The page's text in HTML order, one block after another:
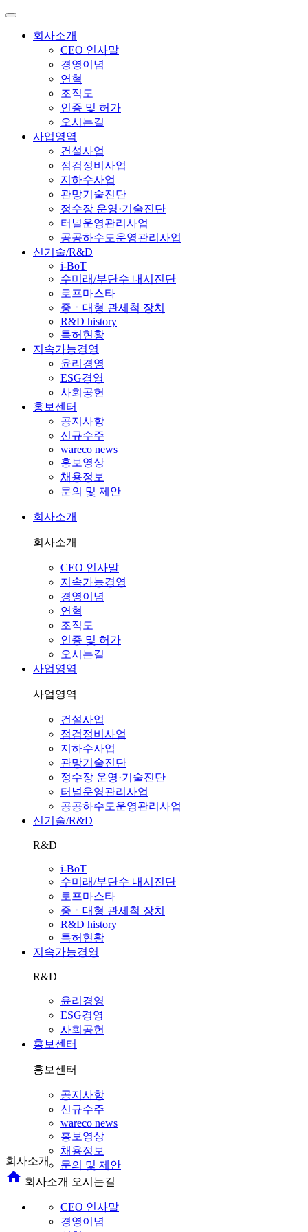
회사소개
CEO 인사말
경영이념
연혁
조직도
인증 및 허가
오시는길
사업영역
건설사업
점검정비사업
지하수사업
관망기술진단
정수장 운영·기술진단
터널운영관리사업
공공하수도운영관리사업
신기술/R&D
i-BoT
수미래/부단수 내시진단
로프마스타
중ㆍ대형 관세척 장치
R&D history
특허현황
지속가능경영
윤리경영
ESG경영
사회공헌
홍보센터
공지사항
신규수주
wareco news
홍보영상
채용정보
문의 및 제안
회사소개
회사소개
CEO 인사말
지속가능경영
경영이념
연혁
조직도
인증 및 허가
오시는길
사업영역
사업영역
건설사업
점검정비사업
지하수사업
관망기술진단
정수장 운영·기술진단
터널운영관리사업
공공하수도운영관리사업
신기술/R&D
R&D
i-BoT
수미래/부단수 내시진단
로프마스타
중ㆍ대형 관세척 장치
R&D history
특허현황
지속가능경영
R&D
윤리경영
ESG경영
사회공헌
홍보센터
홍보센터
공지사항
신규수주
wareco news
홍보영상
채용정보
문의 및 제안
회사소개
home 회사소개 오시는길
CEO 인사말
경영이념